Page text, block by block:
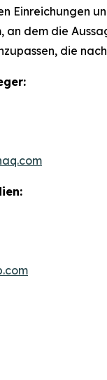
Einreichungen
dem die
die